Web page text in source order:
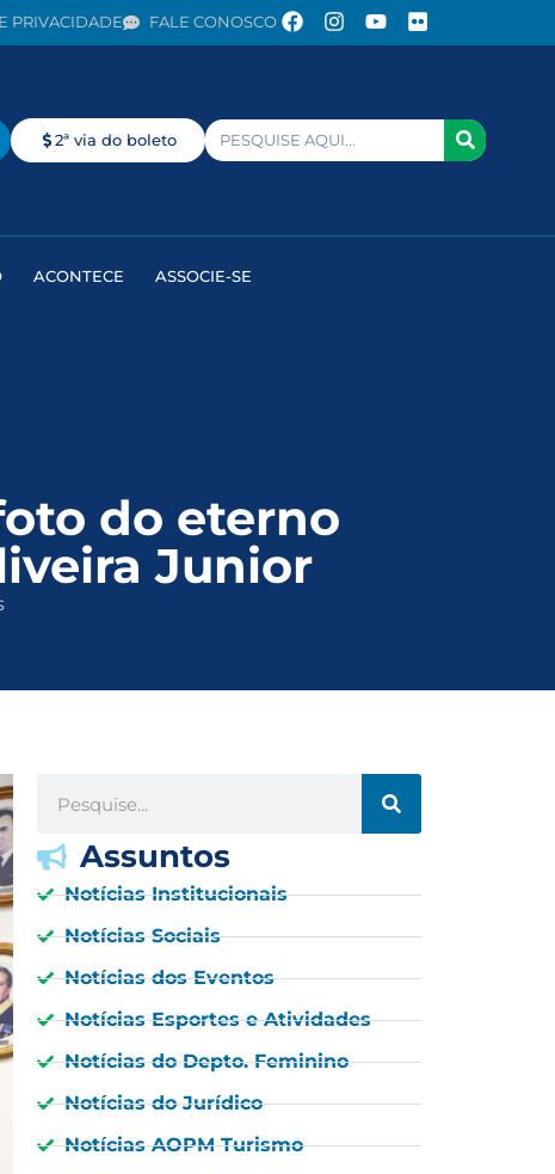
PRIVACIDADE FALE CONOSCO
2ª via do boleto
ACONTECE ASSOCIE-SE
do eterno
Junior
Assuntos
Notícias Institucionais
Notícias Sociais
Notícias dos Eventos
Notícias Esportes e Atividades
Notícias do Depto. Feminino
Notícias do Jurídico
Notícias AOPM Turismo